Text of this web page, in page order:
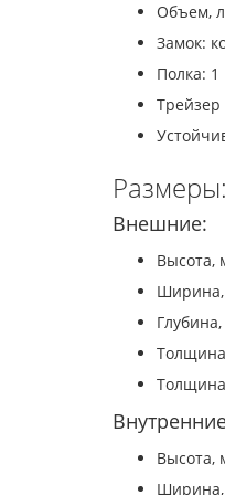
Объем,
Замок:
Полка:
Трейзер
Размеры:
Внешние:
Высота,
Высота,